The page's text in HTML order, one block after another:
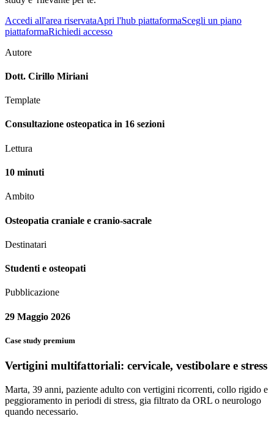
Accedi all'area riservataApri l'hub piattaformaScegli un piano
piattaformaRichiedi accesso
Autore
Dott. Cirillo Miriani
Template
Consultazione osteopatica in 16 sezioni
Lettura
10 minuti
Ambito
Osteopatia craniale e cranio-sacrale
Destinatari
Studenti e osteopati
Pubblicazione
29 Maggio 2026
Case study premium
Vertigini multifattoriali: cervicale, vestibolare e stress
Marta, 39 anni, paziente adulto con vertigini ricorrenti, collo rigido e
peggioramento in periodi di stress, gia filtrato da ORL o neurologo
quando necessario.